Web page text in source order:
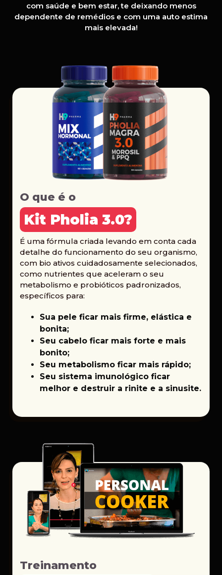
com saúde e bem estar, te deixando menos
dependente de remédios e com uma auto estima
mais elevada!
O que é o
Kit Pholia 3.0?
É uma fórmula criada levando em conta cada
detalhe do funcionamento do seu organismo,
com bio ativos cuidadosamente selecionados,
como nutrientes que aceleram o seu
metabolismo e probióticos padronizados,
específicos para:
Sua pele ficar mais firme, elástica e
bonita;
Seu cabelo ficar mais forte e mais
bonito;
Seu metabolismo ficar mais rápido;
Seu sistema imunológico ficar
melhor e destruir a rinite e a sinusite.
Treinamento